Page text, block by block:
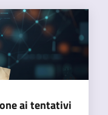
ai tentativi